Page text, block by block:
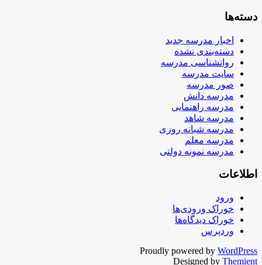
دسته‌ها
اخبار مدرسه جدید
دسته‌بندی نشده
روانشناسی مدرسه
سایت مدرسه
صور مدرسه
مدرسه دانش
مدرسه راهنمایی
مدرسه شاهد
مدرسه شبانه روزی
مدرسه معلم
مدرسه نمونه دولتی
اطلاعات
ورود
خوراک ورودی‌ها
خوراک دیدگاه‌ها
وردپرس
Proudly powered by WordPress
Designed by Themient